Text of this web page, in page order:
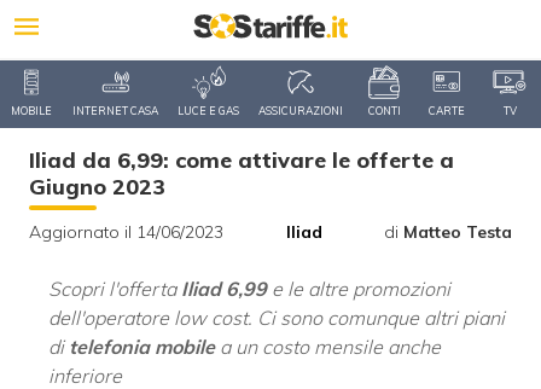
MOBILE INTERNET CASA LUCE E GAS ASSICURAZIONI CONTI CARTE TV
Iliad da 6,99: come attivare le offerte a
Giugno 2023
Aggiornato il 14/06/2023 Iliad di Matteo Testa
Scopri l'offerta Iliad 6,99e le altre promozioni
dell'operatore low cost. Ci sono comunque altri piani
di telefonia mobilea un costo mensile anche
inferiore